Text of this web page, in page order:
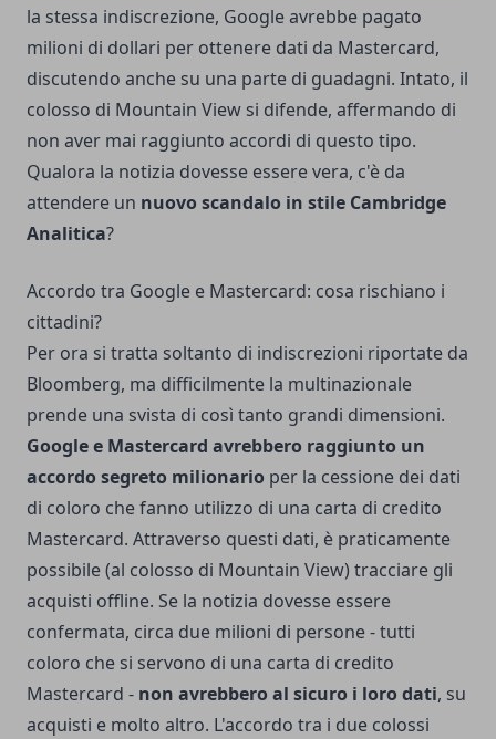
la stessa indiscrezione, Google avrebbe pagato
milioni di dollari per ottenere dati da Mastercard,
discutendo anche su una parte di guadagni. Intato, il
colosso di Mountain View si difende, affermando di
non aver mai raggiunto accordi di questo tipo.
Qualora la notizia dovesse essere vera, c'è da
attendere un nuovo scandalo in stile Cambridge
Analitica?
Accordo tra Google e Mastercard: cosa rischiano i
cittadini?
Per ora si tratta soltanto di indiscrezioni riportate da
Bloomberg, ma difficilmente la multinazionale
prende una svista di così tanto grandi dimensioni.
Google e Mastercard avrebbero raggiunto un
accordo segreto milionario per la cessione dei dati
di coloro che fanno utilizzo di una carta di credito
Mastercard. Attraverso questi dati, è praticamente
possibile (al colosso di Mountain View) tracciare gli
acquisti offline. Se la notizia dovesse essere
confermata, circa due milioni di persone - tutti
coloro che si servono di una carta di credito
Mastercard - non avrebbero al sicuro i loro dati, su
acquisti e molto altro. L'accordo tra i due colossi